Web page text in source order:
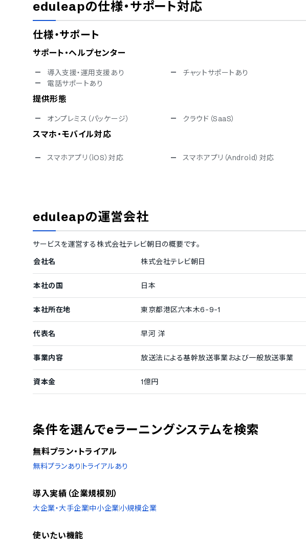
eduleapの仕様・サポート対応
仕様・サポート
サポート・ヘルプセンター
導入支援・運用支援あり チャットサポートあり
電話サポートあり
提供形態
オンプレミス（パッケージ） クラウド（SaaS）
スマホ・モバイル対応
スマホアプリ（iOS）対応 スマホアプリ（Android）対応
シングルサインオン
対応言語
フィンランド語
フランス語
イタリア語
韓国語
ポルトガル語
タイ語
インドネシア語
チェコ語
ポーランド語
eduleapの運営会社
サービスを運営する株式会社テレビ朝日の概要です。
会社名
株式会社テレビ朝日
本社の国 日本
本社所在地 東京都港区六本木6-9-1
代表名 早河 洋
事業内容 放送法による基幹放送事業および一般放送事業
資本金 1億円
条件を選んでeラーニングシステムを検索
無料プラン・トライアル
無料プランあり トライアルあり
導入実績（企業規模別）
大企業・大手企業中小企業小規模企業
使いたい機能